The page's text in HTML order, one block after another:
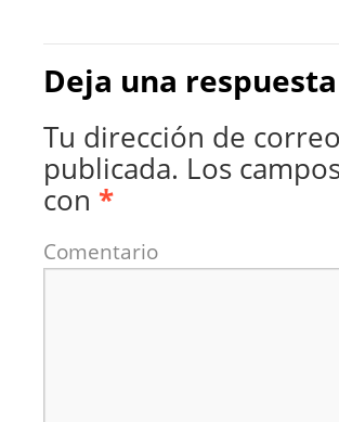
Deja una respuesta
Tu dirección de
publicada. Los
con *
Comentario